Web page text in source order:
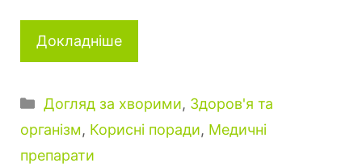
Докладніше
К
а
Догляд за хворими, Здоров'я та
організм, Корисні поради, Медичні
препарати